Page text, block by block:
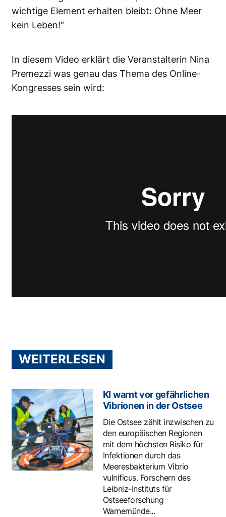
wichtige Element erhalten bleibt: Ohne Meer
kein Leben!“
In diesem Video erklärt die Veranstalterin Nina
Premezzi was genau das Thema des Online-
Kongresses sein wird:
WEITERLESEN
KI warnt vor gefährlichen
Vibrionen in der Ostsee
Die Ostsee zählt inzwischen zu
den europäischen Regionen
mit dem höchsten Risiko für
Infektionen durch das
Meeresbakterium Vibrio
vulnificus. Forschern des
Leibniz-Instituts für
Ostseeforschung
Warnemünde...